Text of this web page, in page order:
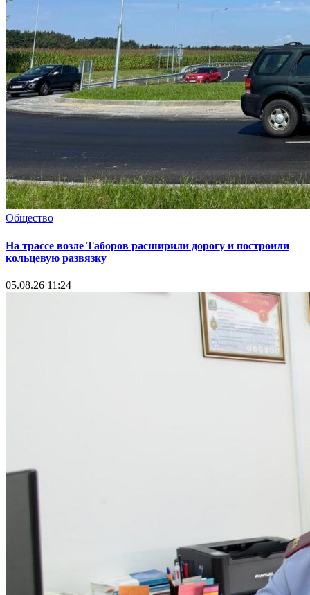
Общество
На трассе возле Таборов расширили дорогу и построили
кольцевую развязку
05.08.26 11:24